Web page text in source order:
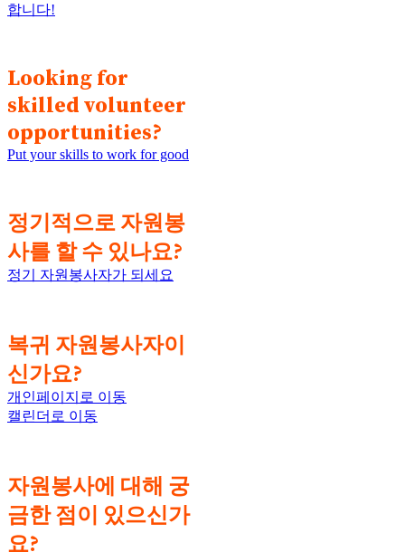
합니다!
Looking for
skilled volunteer
opportunities?
Put your skills to work for good
정기적으로 자원봉
사를 할 수 있나요?
정기 자원봉사자가 되세요
복귀 자원봉사자이
신가요?
개인페이지로 이동
캘린더로 이동
자원봉사에 대해 궁
금한 점이 있으신가
요?